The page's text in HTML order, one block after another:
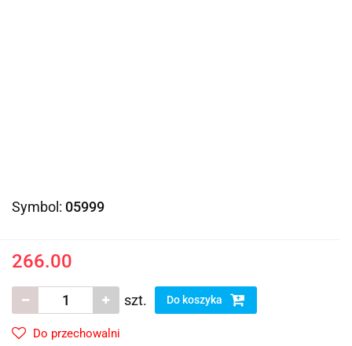
Symbol: 05999
266.00
szt. Do koszyka
Do przechowalni